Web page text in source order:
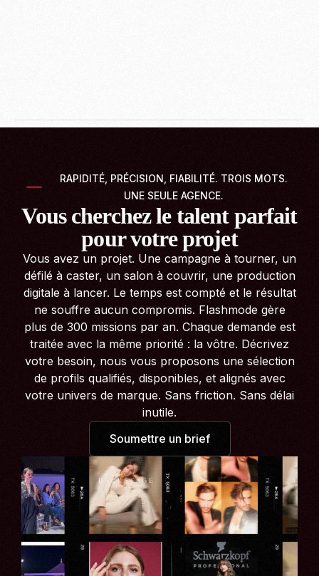
RAPIDITÉ, PRÉCISION, FIABILITÉ. TROIS MOTS.
UNE SEULE AGENCE.
Vous cherchez le talent parfait
pour votre projet
Vous avez un projet. Une campagne à tourner, un
défilé à caster, un salon à couvrir, une production
digitale à lancer. Le temps est compté et le résultat
ne souffre aucun compromis. Flashmode gère
plus de 300 missions par an. Chaque demande est
traitée avec la même priorité : la vôtre. Décrivez
votre besoin, nous vous proposons une sélection
de profils qualifiés, disponibles, et alignés avec
votre univers de marque. Sans friction. Sans délai
inutile.
Soumettre un brief